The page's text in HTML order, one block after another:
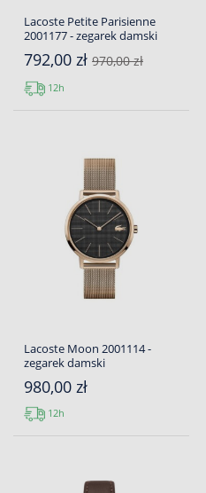
Lacoste Petite Parisienne
2001177 - zegarek damski
792,00 zł 970,00 zł
12h
Lacoste Moon 2001114 -
zegarek damski
980,00 zł
12h